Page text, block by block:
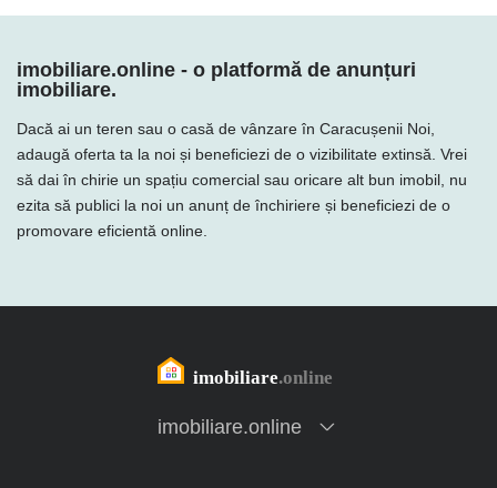
imobiliare.online - o platformă de anunțuri
imobiliare.
Dacă ai un teren sau o casă de vânzare în Caracușenii Noi,
adaugă oferta ta la noi și beneficiezi de o vizibilitate extinsă. Vrei
să dai în chirie un spațiu comercial sau oricare alt bun imobil, nu
ezita să publici la noi un anunț de închiriere și beneficiezi de o
promovare eficientă online.
imobiliare.online